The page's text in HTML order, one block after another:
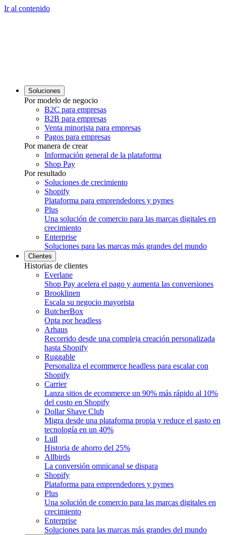
Ir al contenido
Soluciones
Por modelo de negocio
B2C para empresas
B2B para empresas
Venta minorista para empresas
Pagos para empresas
Por manera de crear
Información general de la plataforma
Shop Pay
Por resultado
Soluciones de crecimiento
Shopify
Plataforma para emprendedores y pymes
Plus
Una solución de comercio para las marcas digitales en
crecimiento
Enterprise
Soluciones para las marcas más grandes del mundo
Clientes
Historias de clientes
Everlane
Shop Pay acelera el pago y aumenta las conversiones
Brooklinen
Escala su negocio mayorista
ButcherBox
Opta por headless
Arhaus
Recorrido desde una compleja creación personalizada
hasta Shopify
Ruggable
Personaliza el ecommerce headless para escalar con
Shopify
Carrier
Lanza sitios de ecommerce un 90% más rápido al 10%
del costo en Shopify
Dollar Shave Club
Migra desde una plataforma propia y reduce el gasto en
tecnología en un 40%
Lull
Historia de ahorro del 25%
Allbirds
La conversión omnicanal se dispara
Shopify
Plataforma para emprendedores y pymes
Plus
Una solución de comercio para las marcas digitales en
crecimiento
Enterprise
Soluciones para las marcas más grandes del mundo